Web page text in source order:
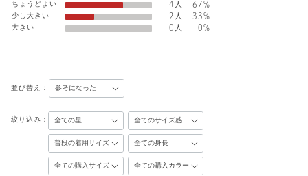
ちょうどよい
4人
67%
少し大きい
2人
33%
大きい
0人 0%
並び替え：
絞り込み：